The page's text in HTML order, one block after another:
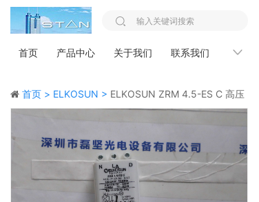
首页 产品中心 关于我们 联系我们 新闻资
首页 > ELKOSUN > ELKOSUN ZRM 4.5-ES C 高压